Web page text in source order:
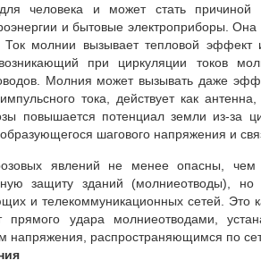
человека и может стать
и бытовые электроприборы.
молнии вызывает тепловой эффект
при циркуляции токов
Молния может вызывать даже
тока, действует как
повышается потенциал земли из-за
шагового напряжения и
явлений не менее опасны,
защиту зданий (молниеотводы),
и телекоммуникационных сетей. Это
удара молниеотводами,
напряжения, распространяющимся по